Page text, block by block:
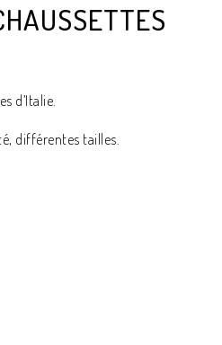
d’Italie.
différentes tailles.